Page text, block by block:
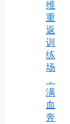
维
重
返
训
练
场
，
满
血
奔